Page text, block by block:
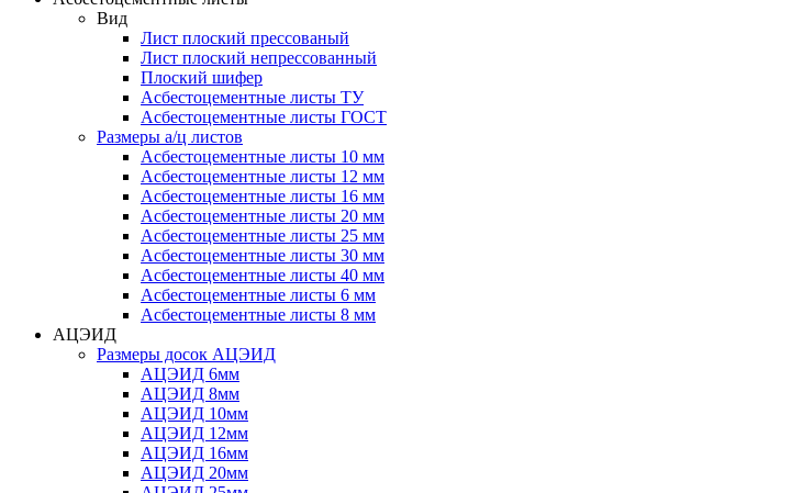
Вид
Лист плоский прессованый
Лист плоский непрессованный
Плоский шифер
Асбестоцементные листы ТУ
Асбестоцементные листы ГОСТ
Размеры а/ц листов
Асбестоцементные листы 10 мм
Асбестоцементные листы 12 мм
Асбестоцементные листы 16 мм
Асбестоцементные листы 20 мм
Асбестоцементные листы 25 мм
Асбестоцементные листы 30 мм
Асбестоцементные листы 40 мм
Асбестоцементные листы 6 мм
Асбестоцементные листы 8 мм
АЦЭИД
Размеры досок АЦЭИД
АЦЭИД 6мм
АЦЭИД 8мм
АЦЭИД 10мм
АЦЭИД 12мм
АЦЭИД 16мм
АЦЭИД 20мм